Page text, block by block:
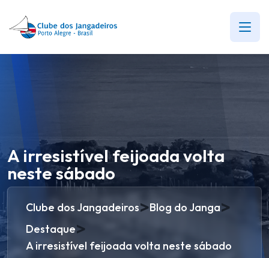
A irresistível feijoada volta
neste sábado
Clube dos Jangadeiros>Blog do Janga>
Destaque>
A irresistível feijoada volta neste sábado